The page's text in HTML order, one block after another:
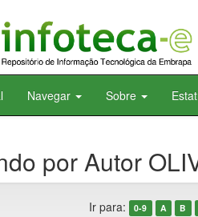
Navegar Sobre
por Autor
Ir para: 0-9 A B